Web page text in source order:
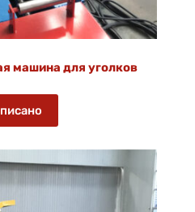
машина для уголков